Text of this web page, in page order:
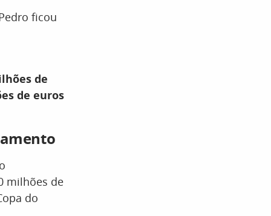
ficou
de
de euros
milhões de
do